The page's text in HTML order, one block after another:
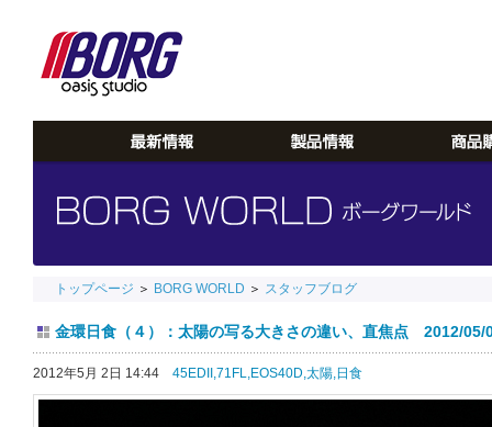
トップページ ＞ BORG WORLD ＞ スタッフブログ
金環日食（４）：太陽の写る大きさの違い、直焦点 2012/05/
2012年5月 2日 14:44 45EDII,71FL,EOS40D,太陽,日食